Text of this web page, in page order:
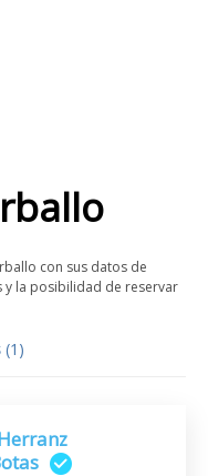
con sus datos de
y la posibilidad de reservar
(1 )